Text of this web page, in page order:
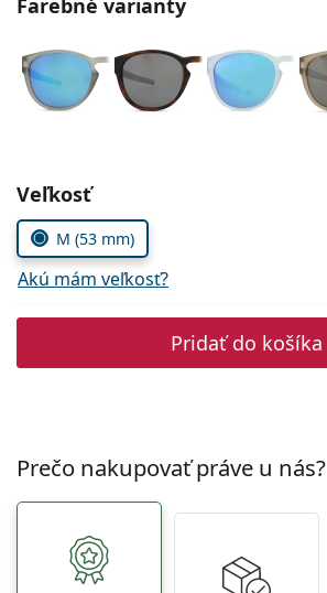
Persol
Prada
Všetky značky
Zvoľte parametre
Veľkosť
M (53 mm)
Akú mám veľkosť?
Pridať do košíka
Prečo nakupovať práve u nás?